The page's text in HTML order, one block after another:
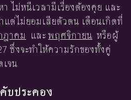
ไม่หนีเวลามีเรื่องต้องคุย และ
แต่ไม่ยอมเสียตัวตน เดือนเกิดที่
ฎาคม และ พฤศจิกายน หรือผู้
ซึ่งจะทำให้ความรักของทั้งคู่
จน
บประคอง